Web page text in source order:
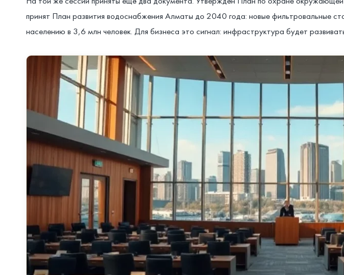
принят План развития водоснабжения Алматы до 2040 года: новые фильтровальные
населению в 3,6 млн человек. Для бизнеса это сигнал: инфраструктура будет